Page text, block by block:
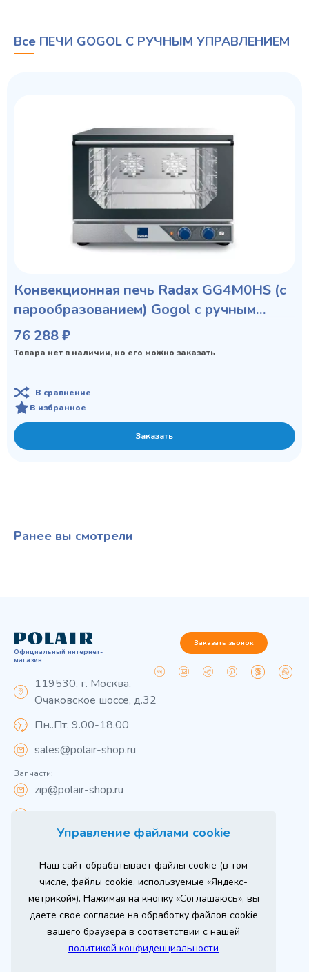
Управление файлами cookie
Наш сайт обрабатывает файлы cookie (в том
числе, файлы cookie, используемые «Яндекс-
метрикой»). Нажимая на кнопку «Соглашаюсь», вы
даете свое согласие на обработку файлов cookie
вашего браузера в соответствии с нашей
политикой конфиденциальности
Все ПЕЧИ GOGOL С РУЧНЫМ УПРАВЛЕНИЕМ
Конвекционная печь Radax GG4M0HS (с
парообразованием) Gogol с ручным
управлением
76 288 ₽
Товара нет в наличии, но его можно заказать
В сравнение
В избранное
Заказать
Ранее вы смотрели
Официальный интернет-
магазин
119530, г. Москва,
Очаковское шоссе, д.32
Пн..Пт: 9.00-18.00
sales@polair-shop.ru
Запчасти:
zip@polair-shop.ru
+7 800 301 33 65
Заказать звонок
Вся информация на сайте о товарах носит
справочный характер и не является публичной
офертой в соответствии с пунктом 2 статьи 437 ГК РФ.
Для получения подробной информации о наличии и
стоимости указанных товаров и (или) услуг,
пожалуйста, обращайтесь к менеджеру сайта по
телефону
При использовании материалов сайта ссылка